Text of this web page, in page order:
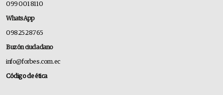
099 001 8110
WhatsApp
0982528765
Buzón ciudadano
info@forbes.com.ec
Código de ética